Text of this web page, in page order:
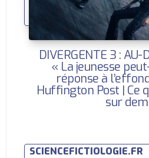
DIVERGENTE 3 : AU-
« La jeunesse
réponse à
Huffington Post | Ce
sur
SCIENCEFICTIOLOGIE.FR